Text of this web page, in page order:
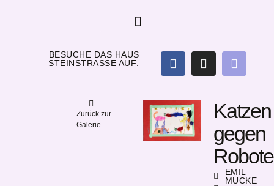
BESUCHE DAS HAUS
STEINSTRASSE AUF:
Zurück zur
Galerie
Katzen
gegen
EMIL
MUCKE